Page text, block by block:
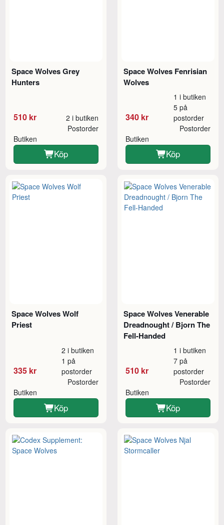
Space Wolves Grey
Hunters
510 kr 2 i butiken
Butiken
Postorder
Köp
Space Wolves Fenrisian
Wolves
340 kr
1 i butiken
5 på
postorder
Butiken
Postorder
Köp
Space Wolves Wolf
Priest
335 kr
2 i butiken
1 på
postorder
Butiken
Postorder
Köp
Space Wolves Venerable
Dreadnought / Bjorn The
Fell-Handed
510 kr
1 i butiken
7 på
postorder
Butiken
Postorder
Köp